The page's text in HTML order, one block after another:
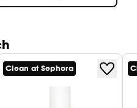
Clean at Sephora